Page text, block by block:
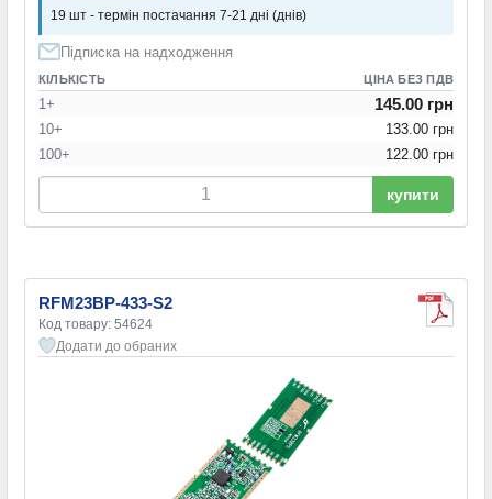
19 шт - термін постачання 7-21 дні (днів)
Підписка на надходження
КІЛЬКІСТЬ ЦІНА БЕЗ ПДВ
1+ 145.00 грн
10+
133.00 грн
100+
122.00 грн
купити
RFM23BP-433-S2
Код товару: 54624
Додати до обраних